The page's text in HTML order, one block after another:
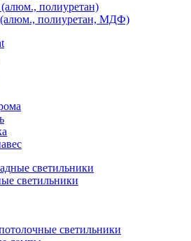
полиуретан)
(алюм., полиуретан, МДФ)
светильники
светильники
светильники